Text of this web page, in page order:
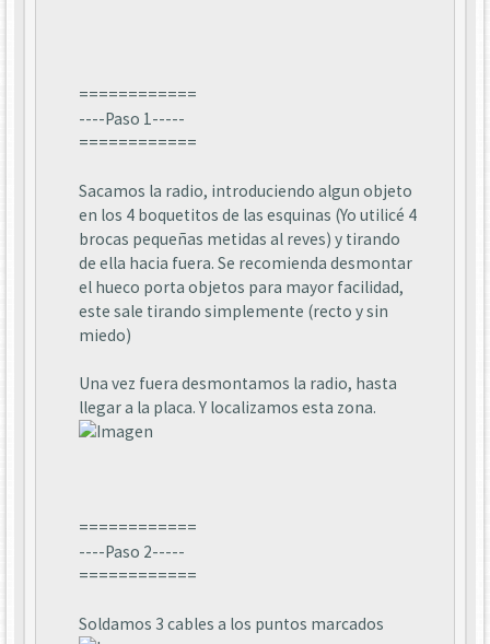
============
----Paso 1-----
============
Sacamos la radio, introduciendo algun objeto
en los 4 boquetitos de las esquinas (Yo utilicé 4
brocas pequeñas metidas al reves) y tirando
de ella hacia fuera. Se recomienda desmontar
el hueco porta objetos para mayor facilidad,
este sale tirando simplemente (recto y sin
miedo)
Una vez fuera desmontamos la radio, hasta
llegar a la placa. Y localizamos esta zona.
============
----Paso 2-----
============
Soldamos 3 cables a los puntos marcados